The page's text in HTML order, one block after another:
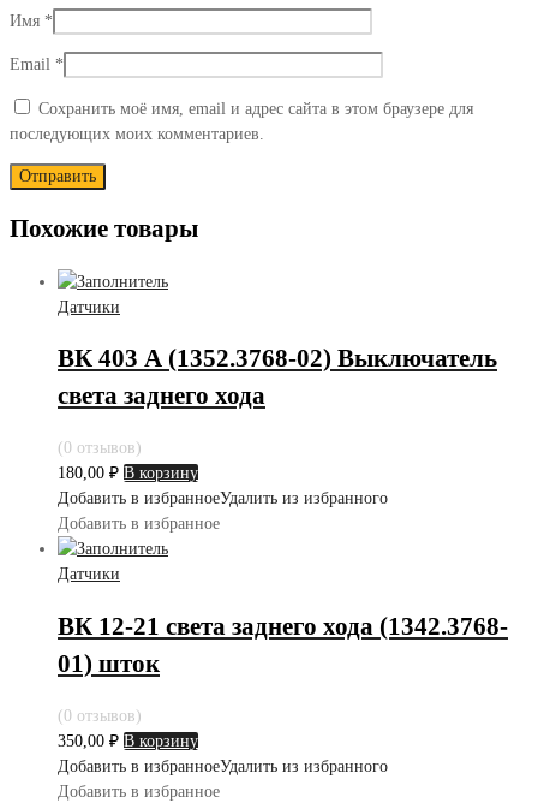
Имя *
Email *
Сохранить моё имя, email и адрес сайта в этом браузере для
последующих моих комментариев.
Похожие товары
Датчики
ВК 403 А (1352.3768-02) Выключатель
света заднего хода
(0 отзывов)
180,00 ₽ В корзину
Добавить в избранноеУдалить из избранного
Добавить в избранное
Датчики
ВК 12-21 света заднего хода (1342.3768-
01) шток
(0 отзывов)
350,00 ₽ В корзину
Добавить в избранноеУдалить из избранного
Добавить в избранное